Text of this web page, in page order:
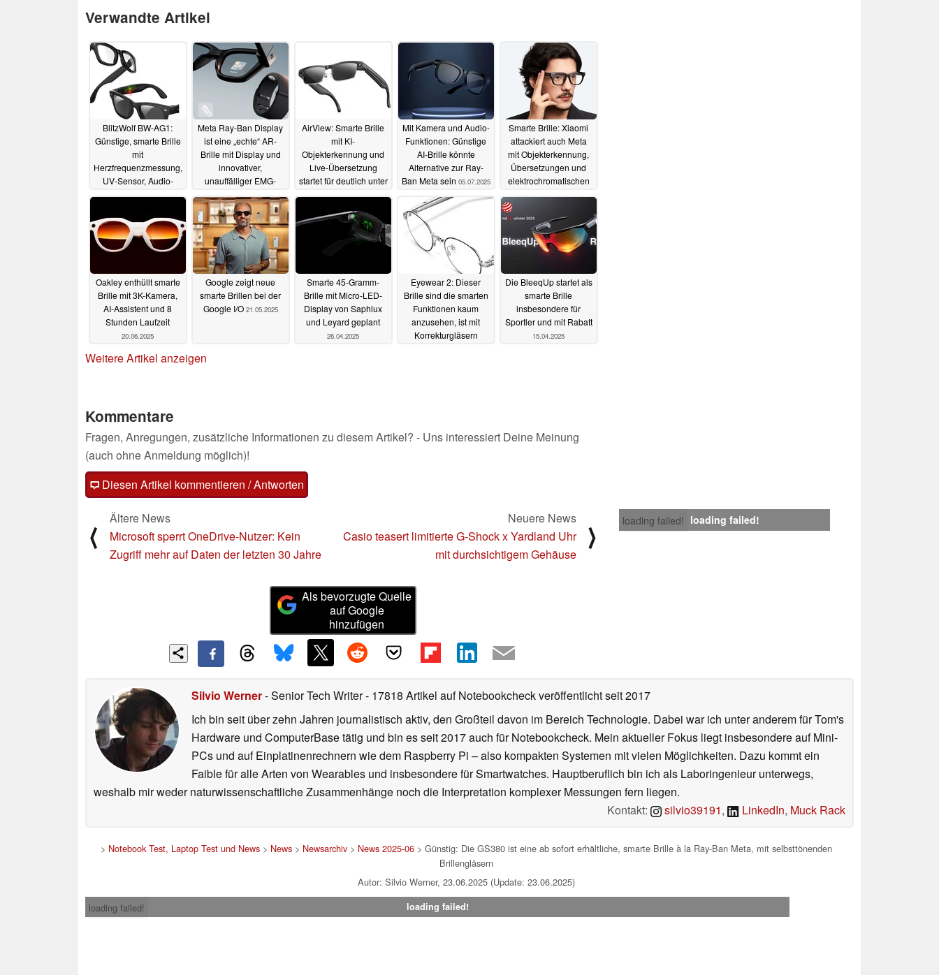
Verwandte Artikel
BlitzWolf BW-AG1:
Günstige, smarte Brille
mit
Herzfrequenzmessung,
UV-Sensor, Audio-
30.10.2025
Meta Ray-Ban Display
ist eine „echte“ AR-
Brille mit Display und
innovativer,
unauffälliger EMG-
18.09.2025
AirView: Smarte Brille
mit KI-
Objekterkennung und
Live-Übersetzung
startet für deutlich unter
18.08.2025
Mit Kamera und Audio-
Funktionen: Günstige
AI-Brille könnte
Alternative zur Ray-
Ban Meta sein 05.07.2025
Smarte Brille: Xiaomi
attackiert auch Meta
mit Objekterkennung,
Übersetzungen und
elektrochromatischen
27.06.2025
Oakley enthüllt smarte
Brille mit 3K-Kamera,
AI-Assistent und 8
Stunden Laufzeit
20.06.2025
Google zeigt neue
smarte Brillen bei der
Google I/O 21.05.2025
Smarte 45-Gramm-
Brille mit Micro-LED-
Display von Saphlux
und Leyard geplant
26.04.2025
Eyewear 2: Dieser
Brille sind die smarten
Funktionen kaum
anzusehen, ist mit
Korrekturgläsern
Die BleeqUp startet als
smarte Brille
insbesondere für
Sportler und mit Rabatt
15.04.2025
Weitere Artikel anzeigen
Kommentare
Fragen, Anregungen, zusätzliche Informationen zu diesem Artikel? - Uns interessiert Deine Meinung
(auch ohne Anmeldung möglich)!
Diesen Artikel kommentieren / Antworten
loading failed! loading failed!
⟨
Ältere News
Microsoft sperrt OneDrive-Nutzer: Kein
Zugriff mehr auf Daten der letzten 30 Jahre
Neuere News
Casio teasert limitierte G-Shock x Yardland Uhr
mit durchsichtigem Gehäuse
⟩
Als bevorzugte Quelle
auf Google
hinzufügen
Silvio Werner- Senior Tech Writer- 17818 Artikel auf Notebookcheck veröffentlichtseit 2017
Ich bin seit über zehn Jahren journalistisch aktiv, den Großteil davon im Bereich Technologie. Dabei war ich unter anderem für Tom's
Hardware und ComputerBase tätig und bin es seit 2017 auch für Notebookcheck. Mein aktueller Fokus liegt insbesondere auf Mini-
PCs und auf Einplatinenrechnern wie dem Raspberry Pi – also kompakten Systemen mit vielen Möglichkeiten. Dazu kommt ein
Faible für alle Arten von Wearables und insbesondere für Smartwatches. Hauptberuflich bin ich als Laboringenieur unterwegs,
weshalb mir weder naturwissenschaftliche Zusammenhänge noch die Interpretation komplexer Messungen fern liegen.
Kontakt:
silvio39191, LinkedIn, Muck Rack
> Notebook Test, Laptop Test und News> News> Newsarchiv> News 2025-06> Günstig: Die GS380 ist eine ab sofort erhältliche, smarte Brille à la Ray-Ban Meta, mit selbsttönenden
Brillengläsern
Autor: Silvio Werner, 23.06.2025 (Update: 23.06.2025)
loading failed!
loading failed!